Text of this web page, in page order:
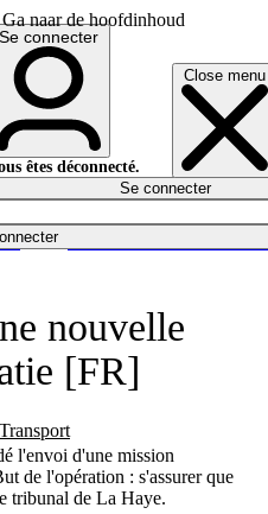
Ga naar de hoofdinhoud
Close menu
English
Se connecter
êtes déconnecté.
Se connecter
nouvelle
[FR]
l'envoi d'une mission
de l'opération : s'assurer que
tribunal de La Haye.